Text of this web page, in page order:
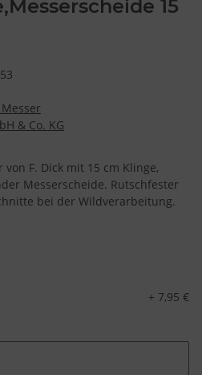
15
& Co. KG
F. Dick mit 15 cm Klinge,
Messerscheide. Rutschfester
bei der Wildverarbeitung.
+ 7,95 €